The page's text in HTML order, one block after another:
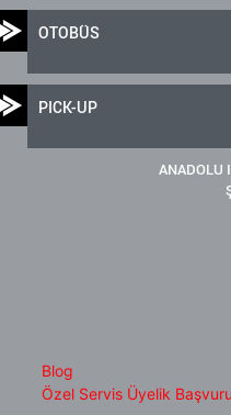
OTOBÜS
PICK-UP
ANADOLU
Blog
Özel Servis Üyelik